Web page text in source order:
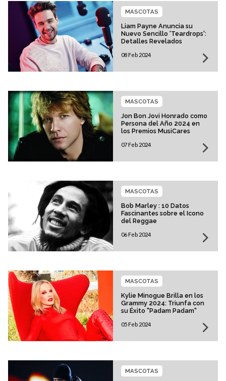
Liam Payne Anuncia su
Nuevo Sencillo 'Teardrops':
Detalles Revelados
MASCOTAS
08 Feb 2024
Jon Bon Jovi Honrado como
Persona del Año 2024 en
los Premios MusiCares
MASCOTAS
07 Feb 2024
Bob Marley : 10 Datos
Fascinantes sobre el Icono
del Reggae
MASCOTAS
06 Feb 2024
Kylie Minogue Brilla en los
Grammy 2024: Triunfa con
su Éxito "Padam Padam"
MASCOTAS
05 Feb 2024
MASCOTAS